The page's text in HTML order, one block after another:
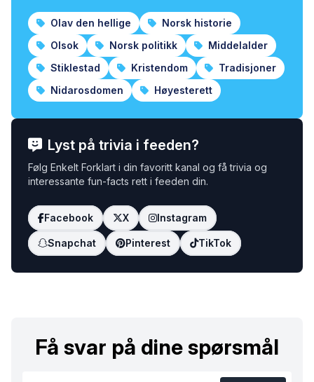
Olav den hellige
Norsk historie
Olsok
Norsk politikk
Middelalder
Stiklestad
Kristendom
Tradisjoner
Nidarosdomen
Høyesterett
Lyst på trivia i feeden?
Følg Enkelt Forklart i din favoritt kanal og få trivia og
interessante fun-facts rett i feeden din.
Facebook X Instagram
Snapchat Pinterest TikTok
Få svar på dine spørsmål